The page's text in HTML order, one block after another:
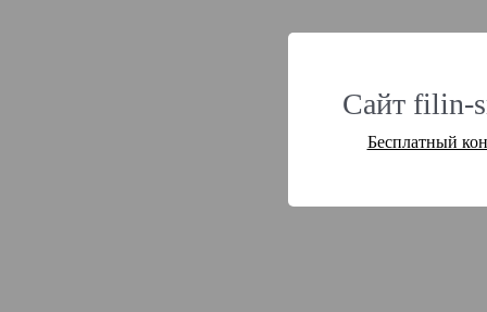
Сайт filin-
Бесплатный